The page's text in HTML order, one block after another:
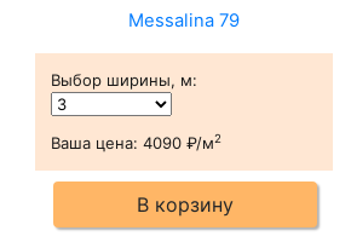
Messalina 79
Выбор ширины, м:
Ваша цена: 4090 ₽/м2
В корзину